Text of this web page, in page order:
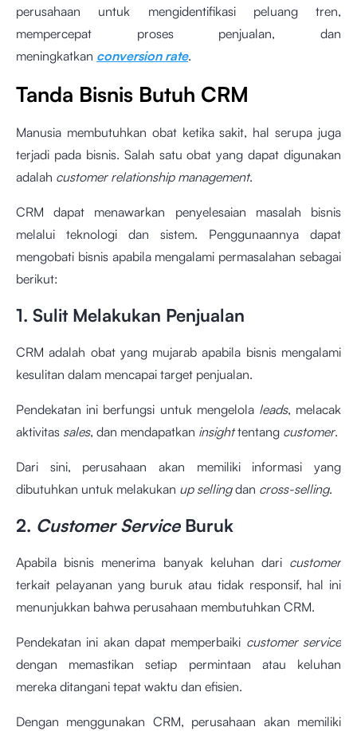
perusahaan untuk mengidentifikasi peluang tren,
mempercepat proses penjualan, dan
meningkatkan conversion rate.
Tanda Bisnis Butuh CRM
Manusia membutuhkan obat ketika sakit, hal serupa juga
terjadi pada bisnis. Salah satu obat yang dapat digunakan
adalah customer relationship management.
CRM dapat menawarkan penyelesaian masalah bisnis
melalui teknologi dan sistem. Penggunaannya dapat
mengobati bisnis apabila mengalami permasalahan sebagai
berikut:
1. Sulit Melakukan Penjualan
CRM adalah obat yang mujarab apabila bisnis mengalami
kesulitan dalam mencapai target penjualan.
Pendekatan ini berfungsi untuk mengelola leads, melacak
aktivitas sales, dan mendapatkan insighttentang customer.
Dari sini, perusahaan akan memiliki informasi yang
dibutuhkan untuk melakukan up sellingdan cross-selling.
2. Customer Service Buruk
Apabila bisnis menerima banyak keluhan dari customer
terkait pelayanan yang buruk atau tidak responsif, hal ini
menunjukkan bahwa perusahaan membutuhkan CRM.
Pendekatan ini akan dapat memperbaiki customer service
dengan memastikan setiap permintaan atau keluhan
mereka ditangani tepat waktu dan efisien.
Dengan menggunakan CRM, perusahaan akan memiliki